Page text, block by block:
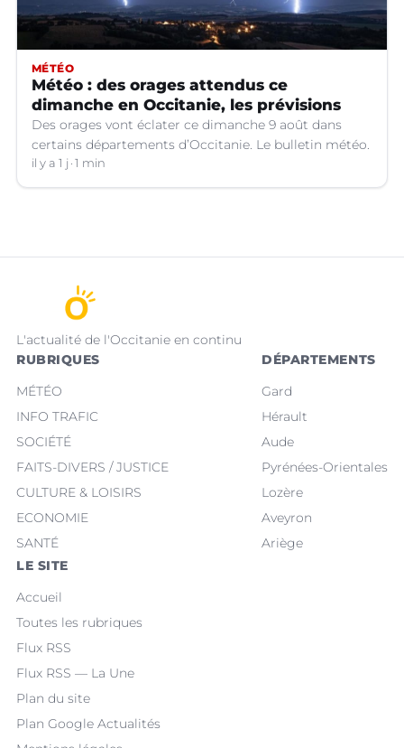
MÉTÉO
Météo : des orages attendus ce
dimanche en Occitanie, les prévisions
Des orages vont éclater ce dimanche 9 août dans
certains départements d’Occitanie. Le bulletin météo.
il y a 1 j 1 min
L'actualité de l'Occitanie en continu
RUBRIQUES
MÉTÉO
INFO TRAFIC
SOCIÉTÉ
FAITS-DIVERS / JUSTICE
CULTURE & LOISIRS
ECONOMIE
SANTÉ
DÉPARTEMENTS
Gard
Hérault
Aude
Pyrénées-Orientales
Lozère
Aveyron
Ariège
LE SITE
Accueil
Toutes les rubriques
Flux RSS
Flux RSS — La Une
Plan du site
Plan Google Actualités